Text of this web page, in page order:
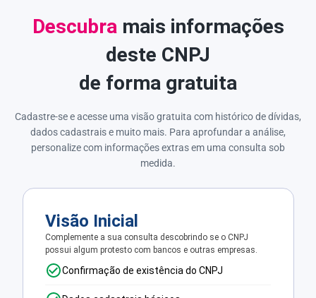
Descubramais informações
deste CNPJ
de forma gratuita
Cadastre-se e acesse uma visão gratuita com histórico de dívidas,
dados cadastrais e muito mais. Para aprofundar a análise,
personalize com informações extras em uma consulta sob
medida.
Visão Inicial
Complemente a sua consulta descobrindo se o CNPJ
possui algum protesto com bancos e outras empresas.
Confirmação de existência do CNPJ